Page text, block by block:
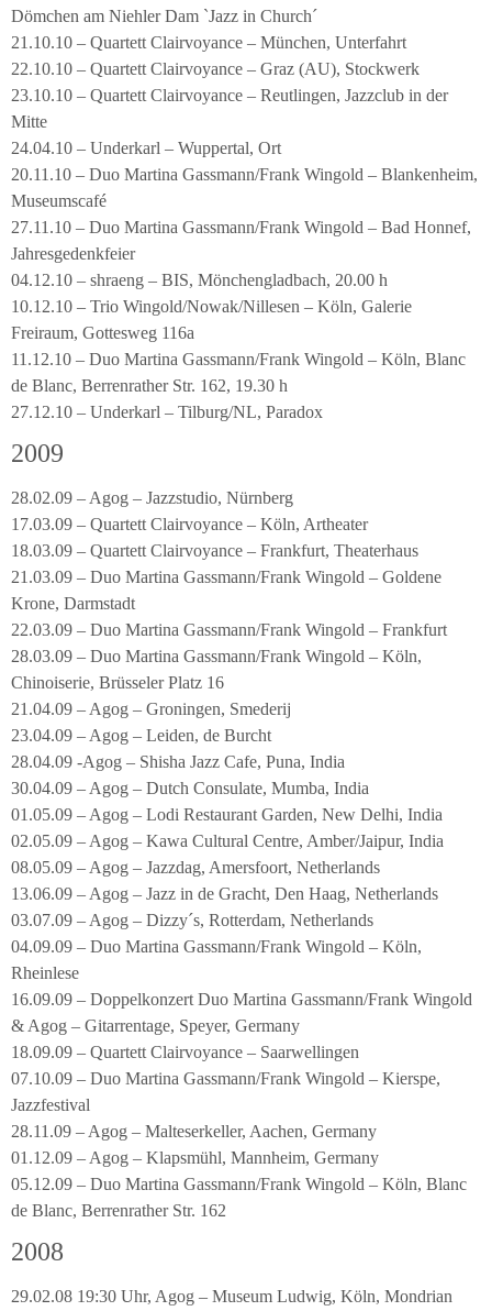
Dömchen am Niehler Dam `Jazz in Church´
21.10.10 – Quartett Clairvoyance – München, Unterfahrt
22.10.10 – Quartett Clairvoyance – Graz (AU), Stockwerk
23.10.10 – Quartett Clairvoyance – Reutlingen, Jazzclub in der
Mitte
24.04.10 – Underkarl – Wuppertal, Ort
20.11.10 – Duo Martina Gassmann/Frank Wingold – Blankenheim,
Museumscafé
27.11.10 – Duo Martina Gassmann/Frank Wingold – Bad Honnef,
Jahresgedenkfeier
04.12.10 – shraeng – BIS, Mönchengladbach, 20.00 h
10.12.10 – Trio Wingold/Nowak/Nillesen – Köln, Galerie
Freiraum, Gottesweg 116a
11.12.10 – Duo Martina Gassmann/Frank Wingold – Köln, Blanc
de Blanc, Berrenrather Str. 162, 19.30 h
27.12.10 – Underkarl – Tilburg/NL, Paradox
2009
28.02.09 – Agog – Jazzstudio, Nürnberg
17.03.09 – Quartett Clairvoyance – Köln, Artheater
18.03.09 – Quartett Clairvoyance – Frankfurt, Theaterhaus
21.03.09 – Duo Martina Gassmann/Frank Wingold – Goldene
Krone, Darmstadt
22.03.09 – Duo Martina Gassmann/Frank Wingold – Frankfurt
28.03.09 – Duo Martina Gassmann/Frank Wingold – Köln,
Chinoiserie, Brüsseler Platz 16
21.04.09 – Agog – Groningen, Smederij
23.04.09 – Agog – Leiden, de Burcht
28.04.09 -Agog – Shisha Jazz Cafe, Puna, India
30.04.09 – Agog – Dutch Consulate, Mumba, India
01.05.09 – Agog – Lodi Restaurant Garden, New Delhi, India
02.05.09 – Agog – Kawa Cultural Centre, Amber/Jaipur, India
08.05.09 – Agog – Jazzdag, Amersfoort, Netherlands
13.06.09 – Agog – Jazz in de Gracht, Den Haag, Netherlands
03.07.09 – Agog – Dizzy´s, Rotterdam, Netherlands
04.09.09 – Duo Martina Gassmann/Frank Wingold – Köln,
Rheinlese
16.09.09 – Doppelkonzert Duo Martina Gassmann/Frank Wingold
& Agog – Gitarrentage, Speyer, Germany
18.09.09 – Quartett Clairvoyance – Saarwellingen
07.10.09 – Duo Martina Gassmann/Frank Wingold – Kierspe,
Jazzfestival
28.11.09 – Agog – Malteserkeller, Aachen, Germany
01.12.09 – Agog – Klapsmühl, Mannheim, Germany
05.12.09 – Duo Martina Gassmann/Frank Wingold – Köln, Blanc
de Blanc, Berrenrather Str. 162
2008
29.02.08 19:30 Uhr, Agog – Museum Ludwig, Köln, Mondrian